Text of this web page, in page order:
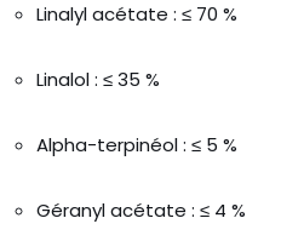
Linalyl acétate : ≤ 70 %
Linalol : ≤ 35 %
Alpha-terpinéol : ≤ 5 %
Géranyl acétate : ≤ 4 %